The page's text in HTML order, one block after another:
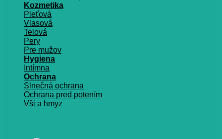
Kozmetika
Pleťová
Vlasová
Telová
Pery
Pre mužov
Hygiena
Intímna
Ochrana
Slnečná ochrana
Ochrana pred potením
Vši a hmyz